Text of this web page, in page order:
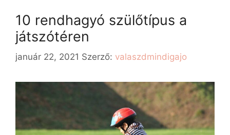
10 rendhagyó szülőtípus a
játszótéren
január 22, 2021 Szerző: valaszdmindigajo